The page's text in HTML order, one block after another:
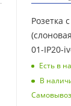
Розетка
01-IP20-
Есть в
В